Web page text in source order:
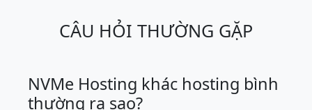
CÂU HỎI THƯỜNG GẶP
NVMe Hosting khác hosting bình
thường ra sao?